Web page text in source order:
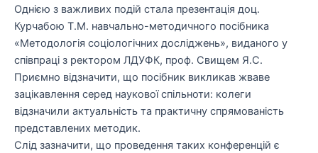
​Однією з важливих подій стала презентація доц.
Курчабою Т.М. навчально-методичного посібника
«Методологія соціологічних досліджень», виданого у
співпраці з ректором ЛДУФК, проф. Свищем Я.С.
Приємно відзначити, що посібник викликав жваве
зацікавлення серед наукової спільноти: колеги
відзначили актуальність та практичну спрямованість
представлених методик.
​Слід зазначити, що проведення таких конференцій є